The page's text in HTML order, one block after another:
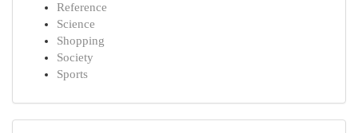
Reference
Science
Shopping
Society
Sports